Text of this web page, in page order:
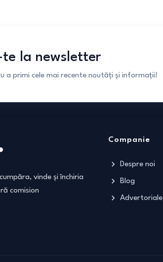
te la newsletter
a primi cele mai recente noutăți și informații!
vinde și închiria
comision
Companie
Despre noi
Blog
Advertoriale